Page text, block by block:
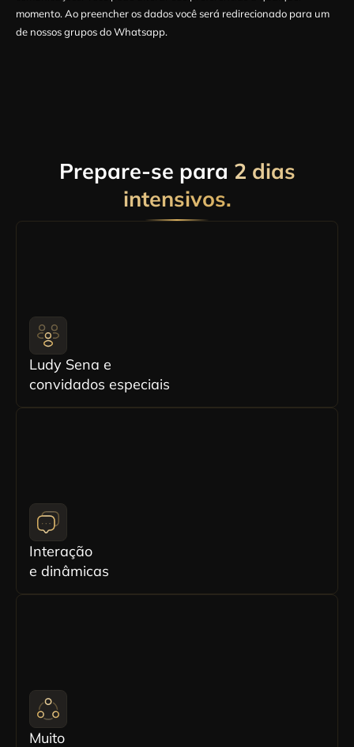
momento. Ao preencher os dados você será redirecionado para um
de nossos grupos do Whatsapp.
Prepare-se para 2 dias
intensivos.
Ludy Sena e
convidados especiais
Interação
e dinâmicas
Muito